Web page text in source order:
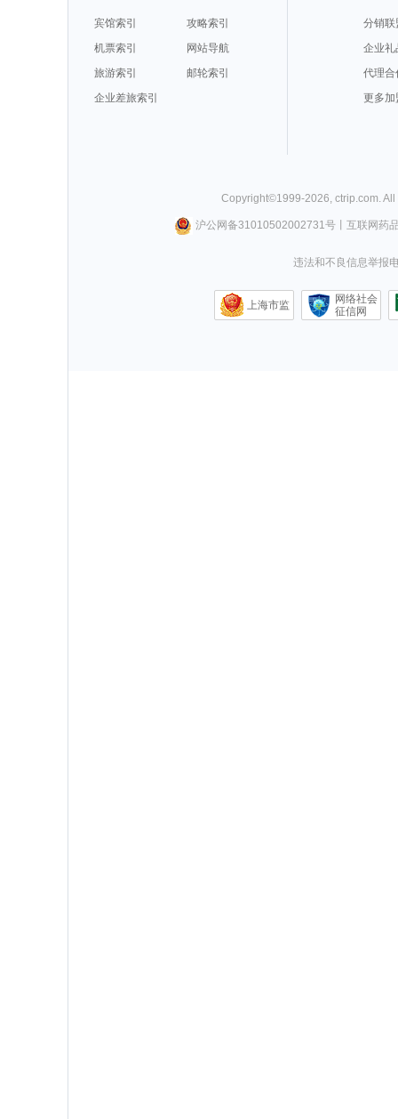
宾馆索引
攻略索引
机票索引
网站导航
旅游索引
邮轮索引
企业差旅索引
分销联
企业礼
代理合
更多加
Copyright©1999-2026 ctrip.com .
沪公网备31010502002731号丨 互联网药
违法和不良信息举报
上海市监
网络社会
征信网